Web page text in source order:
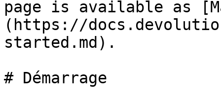
page is available as
(https://
started.md).
# Démarrage